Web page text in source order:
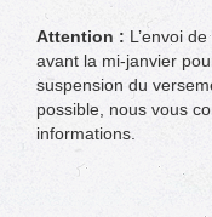
Attention : L’envoi
avant la mi-janvier
suspension du
possible, nous vous
informations.